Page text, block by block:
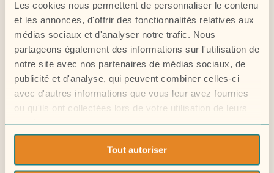
Les cookies nous permettent de personnaliser le contenu
et les annonces, d'offrir des fonctionnalités relatives aux
médias sociaux et d'analyser notre trafic. Nous
partageons également des informations sur l'utilisation de
notre site avec nos partenaires de médias sociaux, de
publicité et d'analyse, qui peuvent combiner celles-ci
avec d'autres informations que vous leur avez fournies
ou qu'ils ont collectées lors de votre utilisation de leurs
services.
Tout autoriser
sérénité active, au cœur du mouvement de notre
maison. Une force silencieuse qui mérite d’être
mise en lumière.
Un portrait à retrouver aussi en vidéo sur notre
page LinkedIn.
NOLWENN QUIOT-DUCARRE
Assistante marketing